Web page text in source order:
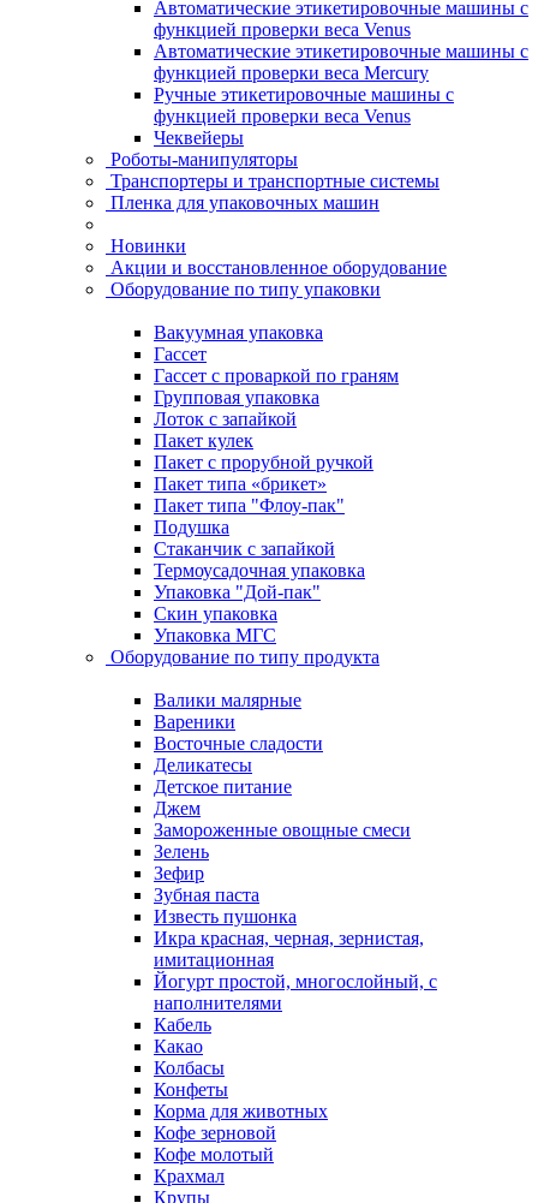
Автоматические этикетировочные машины с
функцией проверки веса Venus
Автоматические этикетировочные машины с
функцией проверки веса Mercury
Ручные этикетировочные машины с
функцией проверки веса Venus
Чеквейеры
Роботы-манипуляторы
Транспортеры и транспортные системы
Пленка для упаковочных машин
Новинки
Акции и восстановленное оборудование
Оборудование по типу упаковки
Вакуумная упаковка
Гассет
Гассет с проваркой по граням
Групповая упаковка
Лоток с запайкой
Пакет кулек
Пакет с прорубной ручкой
Пакет типа «брикет»
Пакет типа "Флоу-пак"
Подушка
Стаканчик с запайкой
Термоусадочная упаковка
Упаковка "Дой-пак"
Скин упаковка
Упаковка МГС
Оборудование по типу продукта
Валики малярные
Вареники
Восточные сладости
Деликатесы
Детское питание
Джем
Замороженные овощные смеси
Зелень
Зефир
Зубная паста
Известь пушонка
Икра красная, черная, зернистая,
имитационная
Йогурт простой, многослойный, с
наполнителями
Кабель
Какао
Колбасы
Конфеты
Корма для животных
Кофе зерновой
Кофе молотый
Крахмал
Крупы